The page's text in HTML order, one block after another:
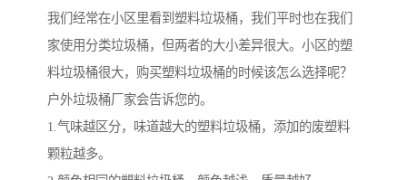
我们经常在小区里看到塑料垃圾桶，我们平时也在我们
家使用分类垃圾桶，但两者的大小差异很大。小区的塑
料垃圾桶很大，购买塑料垃圾桶的时候该怎么选择呢？
户外垃圾桶厂家会告诉您的。
1.气味越区分，味道越大的塑料垃圾桶，添加的废塑料
颗粒越多。